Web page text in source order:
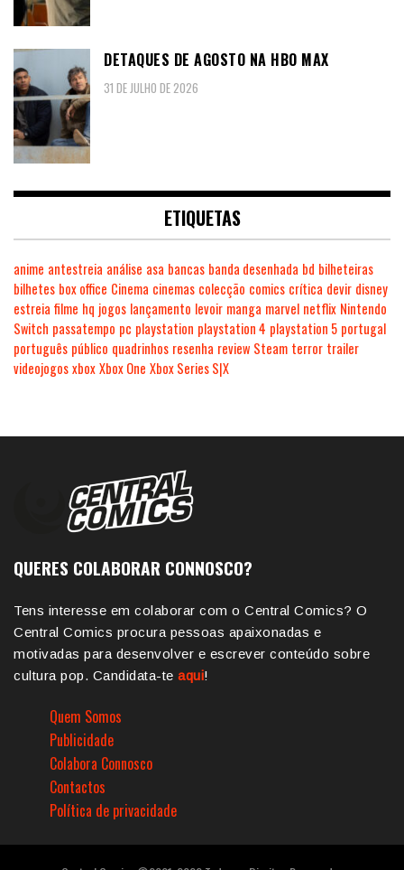
DETAQUES DE AGOSTO NA HBO MAX
31 DE JULHO DE 2026
ETIQUETAS
anime antestreia análise asa bancas banda desenhada bd bilheteiras
bilhetes box office Cinema cinemas colecção comics crítica devir disney
estreia filme hq jogos lançamento levoir manga marvel netflix Nintendo
Switch passatempo pc playstation playstation 4 playstation 5 portugal
português público quadrinhos resenha review Steam terror trailer
videojogosxboxXbox One Xbox Series S|X
QUERES COLABORAR CONNOSCO?
Tens interesse em colaborar com o Central Comics? O
Central Comics procura pessoas apaixonadas e
motivadas para desenvolver e escrever conteúdo sobre
cultura pop. Candidata-te aqui!
Quem Somos
Publicidade
Colabora Connosco
Contactos
Política de privacidade